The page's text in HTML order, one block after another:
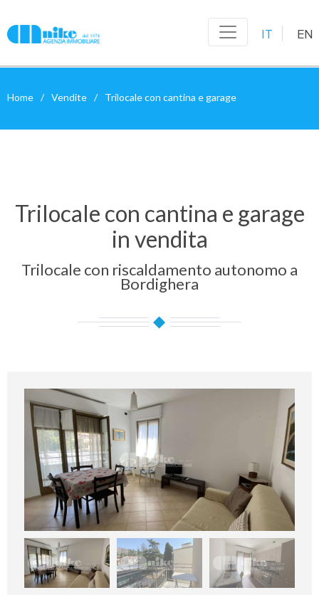
IT EN
Home Vendite Trilocale con cantina e garage
Trilocale con cantina e garage
in vendita
Trilocale con riscaldamento autonomo a
Bordighera